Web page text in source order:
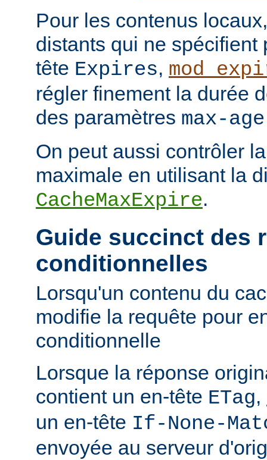
Pour les contenus
distants qui ne spécifient
tête Expires,
régler finement la durée
des paramètres max-age
On peut aussi contrôler
maximale en utilisant la
CacheMaxExpire.
Guide succinct des
conditionnelles
Lorsqu'un contenu du
modifie la requête pour
conditionnelle
Lorsque la réponse
contient un en-tête ETag,
un en-tête If-None-
envoyée au serveur